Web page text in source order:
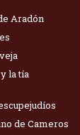
Aradón
la tía
de Cameros